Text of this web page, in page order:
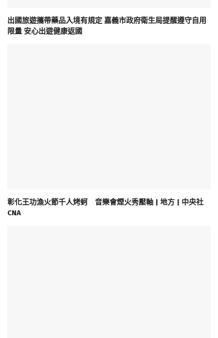
出國旅遊攜帶藥品入境有規定 嘉義市政府衛生局提醒遵守自用
限量 安心出遊健康返國
彰化王功漁火節千人烤蚵 音樂會煙火秀壓軸 | 地方 | 中央社
CNA